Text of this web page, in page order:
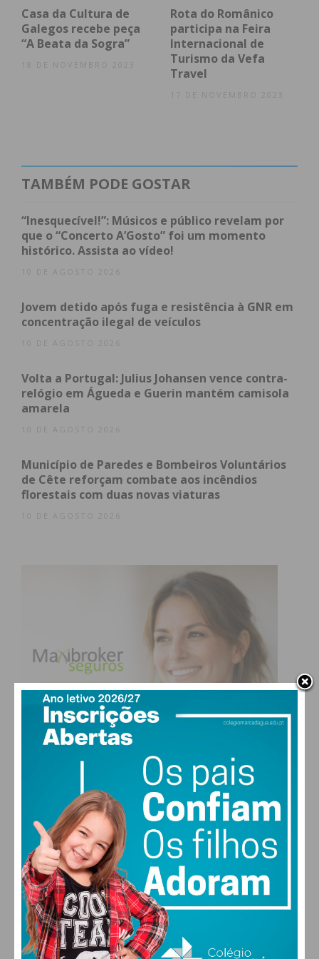
Eu li e concordo com ostermos e
condições
Casa da Cultura de
Galegos recebe peça
“A Beata da Sogra”
Rota do Românico
participa na Feira
Internacional de
Turismo da Vefa
Travel
17 DE NOVEMBRO 2023
TAMBÉM PODE GOSTAR
“Inesquecível!”: Músicos e público revelam por
que o “Concerto A’Gosto” foi um momento
histórico. Assista ao vídeo!
10 DE AGOSTO 2026
Jovem detido após fuga e resistência à GNR em
concentração ilegal de veículos
10 DE AGOSTO 2026
Volta a Portugal: Julius Johansen vence contra-
relógio em Águeda e Guerin mantém camisola
amarela
10 DE AGOSTO 2026
Município de Paredes e Bombeiros Voluntários
de Cête reforçam combate aos incêndios
florestais com duas novas viaturas
10 DE AGOSTO 2026